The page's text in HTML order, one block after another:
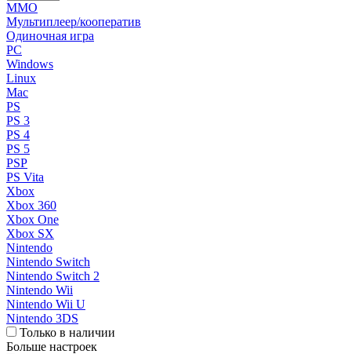
MMO
Мультиплеер/кооператив
Одиночная игра
PC
Windows
Linux
Mac
PS
PS 3
PS 4
PS 5
PSP
PS Vita
Xbox
Xbox 360
Xbox One
Xbox SX
Nintendo
Nintendo Switch
Nintendo Switch 2
Nintendo Wii
Nintendo Wii U
Nintendo 3DS
Только в наличии
Больше настроек